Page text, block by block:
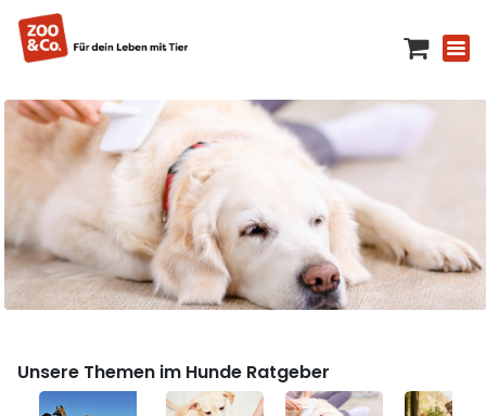
Unsere Themen im Hunde Ratgeber